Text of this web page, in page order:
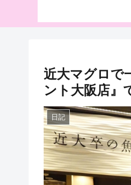
近大マグロで
ント大阪店』
日記